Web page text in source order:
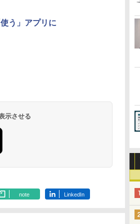
う」アプリに
示させる
note LinkedIn